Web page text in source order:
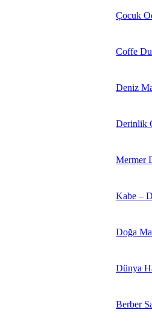
Çocuk
Coffe
Deniz
Derinlik
Mermer
Kabe –
Doğa
Dünya
Berber